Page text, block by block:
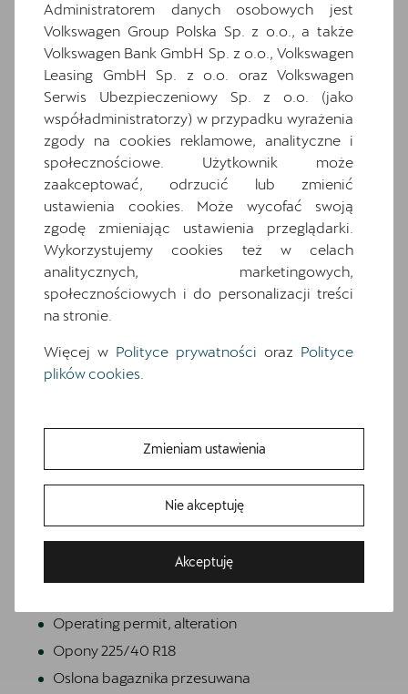
Przetestuj model z wybranym silnikiem i skrzynią biegów
Ten samochód bazuje na wersji Leon. Zapoznaj
się z wybranymi elementami jego wyposażenia. O
pełną specyfikację zapytaj dealera.
Wyposażenie standardowe
Wyposażenie dodatkowe i pakiety
12.9-calowy kolorowy ekran dotykowy
7 glosników
7 poduszek powietrznych (2 przednie, 2
boczne, 2 kurtyny powietrzne, poduszka
centralna)
Alloy wheels 7.5J x 18
Awaryjne wspomaganie kierowaniem i
Czarna tapicerka materiałowa
Dwupoziomowa podloga bagaznika
Listwa okien i relingi dachowe w kolorze
Operating permit, alteration
Opony 225/40 R18
Oslona bagaznika przesuwana
Administratorem danych osobowych jest
Volkswagen Group Polska Sp. z o.o., a także
Volkswagen Bank GmbH Sp. z o.o., Volkswagen
Leasing GmbH Sp. z o.o. oraz Volkswagen
Serwis Ubezpieczeniowy Sp. z o.o. (jako
współadministratorzy) w przypadku wyrażenia
zgody na cookies reklamowe, analityczne i
społecznościowe. Użytkownik może
zaakceptować, odrzucić lub zmienić
ustawienia cookies. Może wycofać swoją
zgodę zmieniając ustawienia przeglądarki.
Wykorzystujemy cookies też w celach
analitycznych, marketingowych,
społecznościowych i do personalizacji treści
na stronie.
Więcej w Polityce prywatności oraz Polityce
plików cookies
Zmieniam ustawienia
Nie akceptuję
Akceptuję